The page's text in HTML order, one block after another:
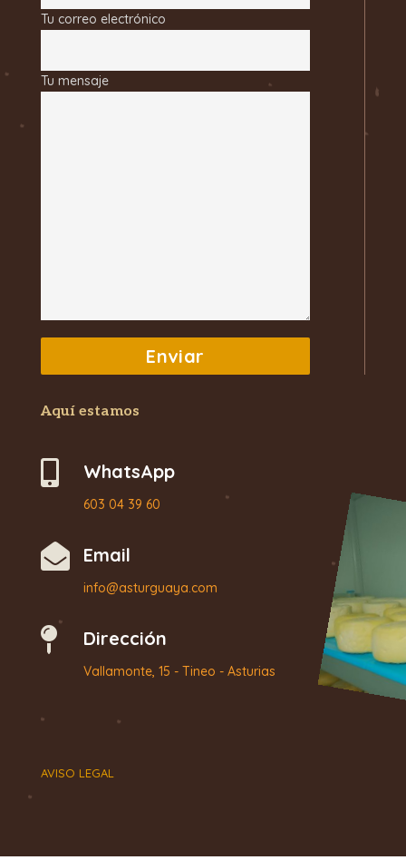
Tu correo electrónico
Tu mensaje
Aquí estamos
 WhatsApp
603 04 39 60
 Email
info@asturguaya.com
 Dirección
Vallamonte, 15 - Tineo - Asturias
AVISO LEGAL